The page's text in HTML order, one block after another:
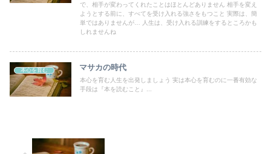
で、相手が変わってくれたことはほとんどありません 相手を変え
ようとする前に、すべてを受け入れる強さをもつこと 実際は、簡
単ではありませんが… 人生は、受け入れる訓練をするところかも
しれませんね
本心を育む マサカの時代
本心を育む人生を出発しましょう 実は本心を育むのに一番有効な
手段は『本を読むこと』...